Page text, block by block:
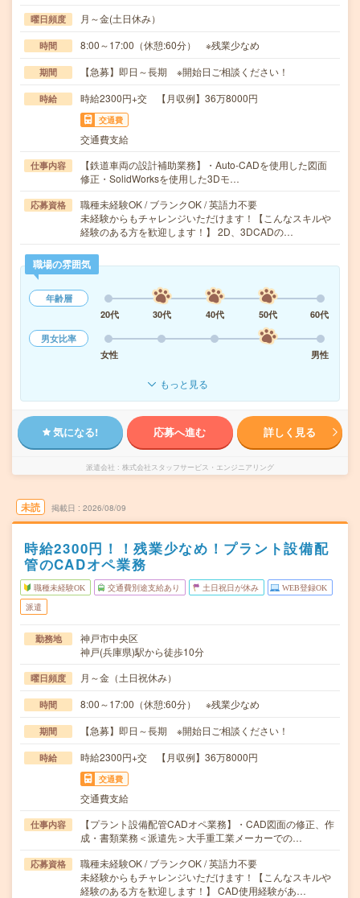
曜日頻度 月～金(土日休み）
時間 8:00～17:00（休憩:60分） ※残業少なめ
期間 【急募】即日～長期 ※開始日ご相談ください！
時給 時給2300円+交 【月収例】36万8000円
交通費
交通費支給
仕事内容
【鉄道車両の設計補助業務】・Auto-CADを使用した図面
修正・SolidWorksを使用した3Dモ…
応募資格
職種未経験OK / ブランクOK / 英語力不要
未経験からもチャレンジいただけます！【こんなスキルや
経験のある方を歓迎します！】 2D、3DCADの…
職場の雰囲気
年齢層
20代
30代 40代 50代
60代
男女比率
女性
男性
もっと見る
気になる! 応募へ進む 詳しく見る
派遣会社 株式会社スタッフサービス・エンジニアリング
未読 掲載日 2026/08/09
時給2300円！！残業少なめ！プラント設備配
管のCADオペ業務
職種未経験OK 交通費別途支給あり 土日祝日が休み WEB登録OK
派遣
勤務地
神戸市中央区
神戸(兵庫県)駅から徒歩10分
曜日頻度 月～金（土日祝休み）
時間 8:00～17:00（休憩:60分） ※残業少なめ
期間 【急募】即日～長期 ※開始日ご相談ください！
時給 時給2300円+交 【月収例】36万8000円
交通費
交通費支給
仕事内容
【プラント設備配管CADオペ業務】・CAD図面の修正、作
成・書類業務＜派遣先＞大手重工業メーカーでの…
応募資格
職種未経験OK / ブランクOK / 英語力不要
未経験からもチャレンジいただけます！【こんなスキルや
経験のある方を歓迎します！】 CAD使用経験があ…